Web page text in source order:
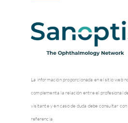
La información proporcionada en el sitio web
complementa la relación entre el profesional
visitante y en caso de duda debe consultar con
referencia